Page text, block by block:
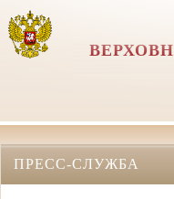
ПРЕСС-СЛУЖБА